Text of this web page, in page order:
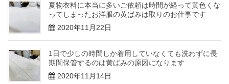
夏物衣料に本当に多いご依頼は時間が経って黄色くな
ってしまったお洋服の黄ばみは取りのお仕事です
2020年11月22日
1日で少しの時間しか着用していなくても洗わずに長
期間保管するのは黄ばみの原因になります
2020年11月14日